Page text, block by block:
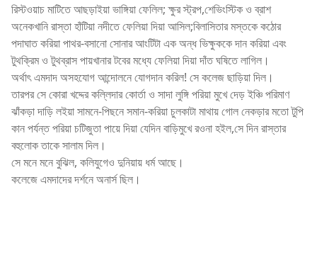
রিস্টওয়াচ মাটিতে আছড়াইয়া ভাঙ্গিয়া ফেলিল; ক্ষুর স্ট্রপ,শেভিংস্টিক ও ব্রাশ
অনেকখানি রাস্তা হাঁটিয়া নদীতে ফেলিয়া দিয়া আসিল;বিলাসিতার মস্তকে কঠোর
পদাঘাত করিয়া পাথর-বসানো সোনার আংটিটা এক অন্ধ ভিক্ষুককে দান করিয়া এবং
টুথক্রিম ও টুথব্রাস পায়খানার টবের মধ্যে ফেলিয়া দিয়া দাঁত ঘষিতে লাগিল।
অর্থাৎ এমদাদ অসহযোগ আন্দোলনে যোগদান করিল! সে কলেজ ছাড়িয়া দিল।
তারপর সে কোরা খদ্দের কল্লিদার কোর্তা ও সাদা লুঙ্গি পরিয়া মুখে দেড় ইঞ্চি পরিমাণ
ঝাঁকড়া দাড়ি লইয়া সামনে-পিছনে সমান-করিয়া চুলকাটা মাথায় গোল নেকড়ার মতো টুপি
কান পর্যন্ত পরিয়া চটিজুতা পায়ে দিয়া যেদিন বাড়িমুখে রওনা হইল,সে দিন রাস্তার
বহুলোক তাকে সালাম দিল।
সে মনে মনে বুঝিল, কলিযুগেও দুনিয়ায় ধর্ম আছে।
কলেজে এমদাদের দর্শনে অনার্স ছিল।